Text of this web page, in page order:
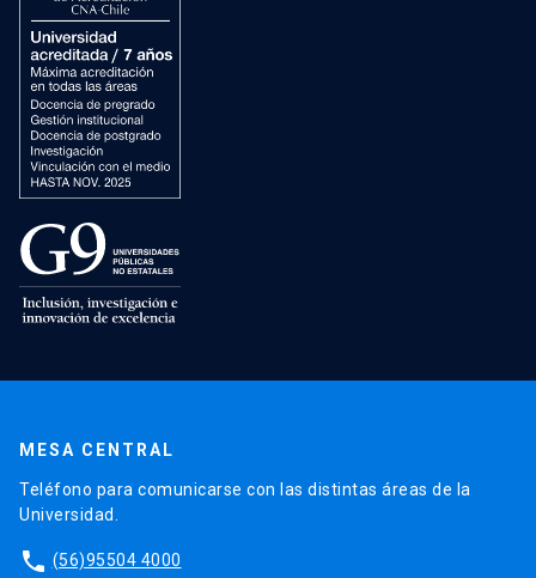
MESA CENTRAL
Teléfono para comunicarse con las distintas áreas de la
Universidad.
phone (56)95504 4000